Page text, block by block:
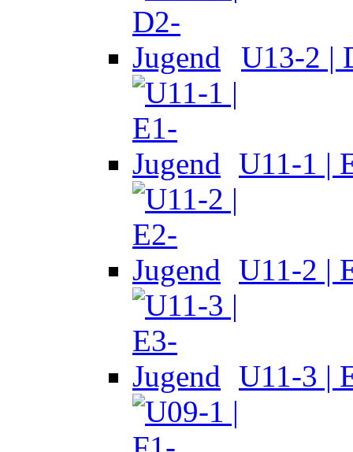
U13-2 |
U11-1 |
U11-2 |
U11-3 |